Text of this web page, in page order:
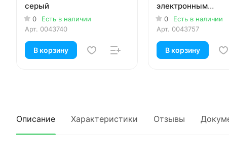
серый
0
Есть в наличии
Арт. 0043740
В корзину
электронным
охлаждением
0
Есть в наличии
Арт. 0043757
В корзину
Описание Характеристики Отзывы